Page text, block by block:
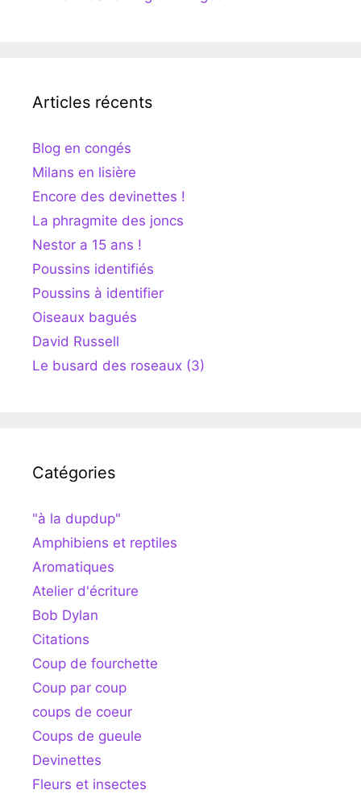
Articles récents
Blog en congés
Milans en lisière
Encore des devinettes !
La phragmite des joncs
Nestor a 15 ans !
Poussins identifiés
Poussins à identifier
Oiseaux bagués
David Russell
Le busard des roseaux (3)
Catégories
"à la dupdup"
Amphibiens et reptiles
Aromatiques
Atelier d'écriture
Bob Dylan
Citations
Coup de fourchette
Coup par coup
coups de coeur
Coups de gueule
Devinettes
Fleurs et insectes